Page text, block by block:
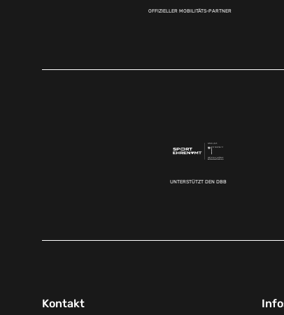
OFFIZIELLER MOBILITÄTS-PARTNER
UNTERSTÜTZT DEN DBB
Kontakt